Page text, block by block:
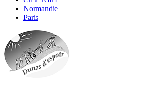
Normandie
Paris